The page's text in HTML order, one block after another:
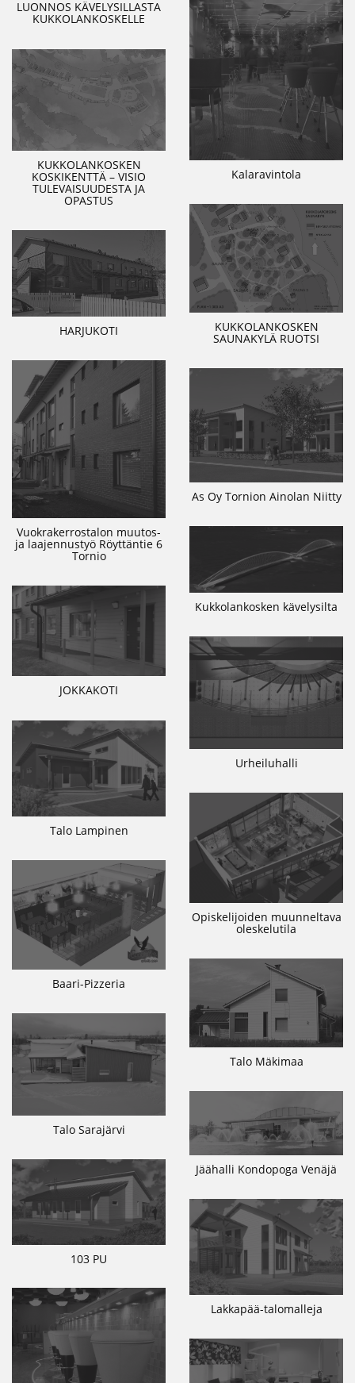
LUONNOS KÄVELYSILLASTA
KUKKOLANKOSKELLE
Kalaravintola
KUKKOLANKOSKEN
KOSKIKENTTÄ – VISIO
TULEVAISUUDESTA JA
OPASTUS
KUKKOLANKOSKEN
SAUNAKYLÄ RUOTSI
HARJUKOTI
Vuokrakerrostalon muutos-
ja laajennustyö Röyttäntie 6
Tornio
As Oy Tornion Ainolan Niitty
Kukkolankosken kävelysilta
JOKKAKOTI
Urheiluhalli
Talo Lampinen
Opiskelijoiden muunneltava
oleskelutila
Baari-Pizzeria
Talo Mäkimaa
Talo Sarajärvi
Jäähalli Kondopoga Venäjä
103 PU
Lakkapää-talomalleja